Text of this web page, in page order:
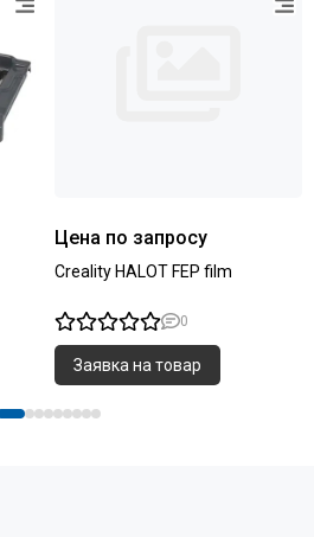
Цена по запросу
Creality HALOT FEP film
0
Заявка на товар